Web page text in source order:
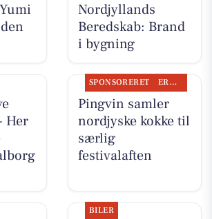
Nordjyllands
Beredskab: Brand
i bygning
Her
SPONSORERET ERHVERV
Pingvin samler
nordjyske kokke til
særlig
festivalaften
BILER